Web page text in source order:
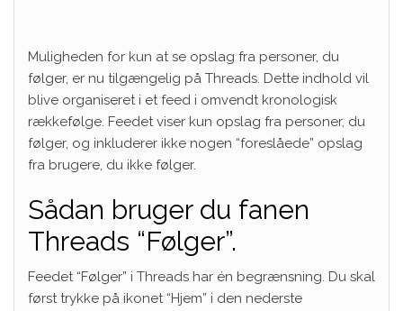
Muligheden for kun at se opslag fra personer, du
følger, er nu tilgængelig på Threads. Dette indhold vil
blive organiseret i et feed i omvendt kronologisk
rækkefølge. Feedet viser kun opslag fra personer, du
følger, og inkluderer ikke nogen “foreslåede” opslag
fra brugere, du ikke følger.
Sådan bruger du fanen
Threads “Følger”.
Feedet “Følger” i Threads har én begrænsning. Du skal
først trykke på ikonet “Hjem” i den nederste